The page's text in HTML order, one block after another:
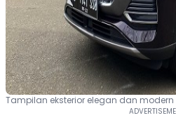
Tampilan eksterior elegan dan modern